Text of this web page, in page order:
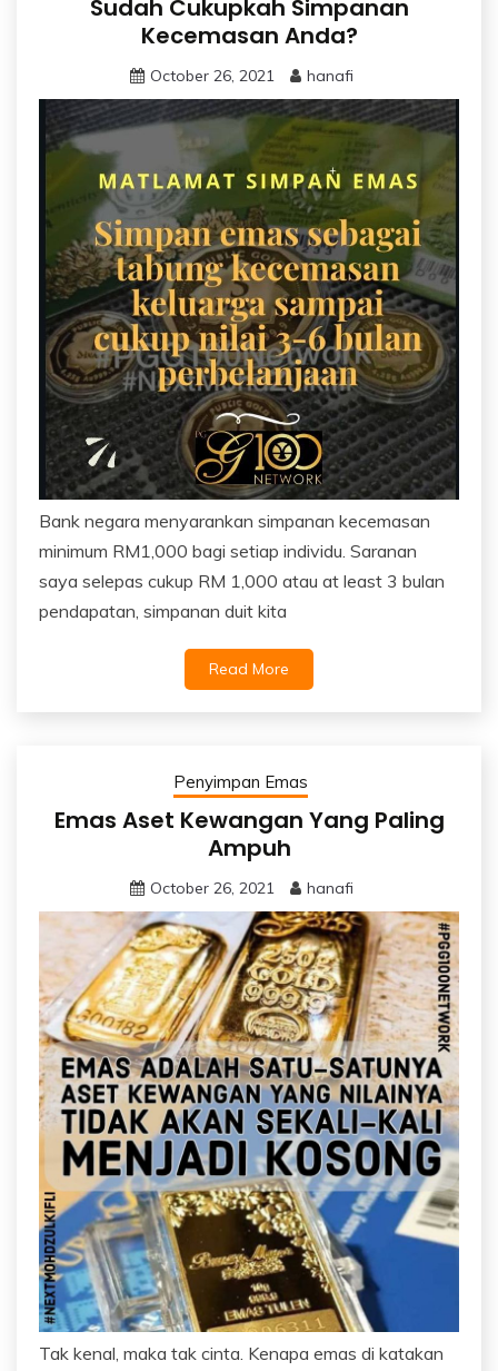
Sudah Cukupkah Simpanan
Kecemasan Anda?
October 26, 2021 hanafi
Bank negara menyarankan simpanan kecemasan
minimum RM1,000 bagi setiap individu. Saranan
saya selepas cukup RM 1,000 atau at least 3 bulan
pendapatan, simpanan duit kita
Read More
Penyimpan Emas
Emas Aset Kewangan Yang Paling
Ampuh
October 26, 2021 hanafi
Tak kenal, maka tak cinta. Kenapa emas di katakan